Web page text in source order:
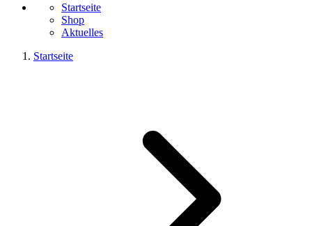
Startseite
Shop
Aktuelles
Startseite